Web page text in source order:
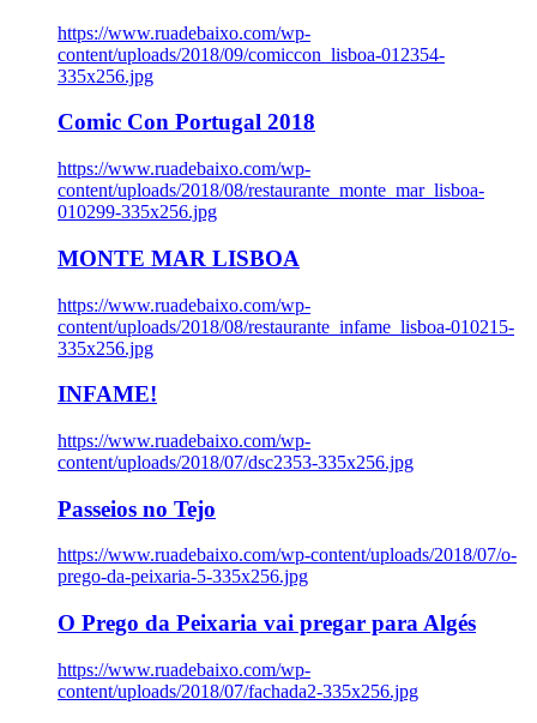
https://www.ruadebaixo.com/wp-
content/uploads/2018/09/comiccon_lisboa-012354-
335x256.jpg
Comic Con Portugal 2018
https://www.ruadebaixo.com/wp-
content/uploads/2018/08/restaurante_monte_mar_lisboa-
010299-335x256.jpg
MONTE MAR LISBOA
https://www.ruadebaixo.com/wp-
content/uploads/2018/08/restaurante_infame_lisboa-010215-
335x256.jpg
INFAME!
https://www.ruadebaixo.com/wp-
content/uploads/2018/07/dsc2353-335x256.jpg
Passeios no Tejo
https://www.ruadebaixo.com/wp-content/uploads/2018/07/o-
prego-da-peixaria-5-335x256.jpg
O Prego da Peixaria vai pregar para Algés
https://www.ruadebaixo.com/wp-
content/uploads/2018/07/fachada2-335x256.jpg